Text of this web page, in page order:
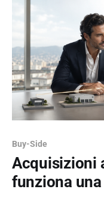
Buy-Side
Acquisizioni
funziona